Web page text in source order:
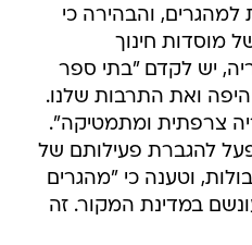
למהגרים, והבהירה כי
מוסדות חינוך
יש לקדם "בתי ספר
ואת התרבות שלנו.
צרפתית ומתמטיקה".
להגברת פעילותם של
וטענה כי "מהגרים
במדינת המקור. זה